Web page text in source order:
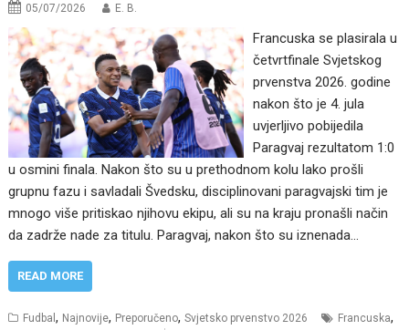
05/07/2026 E. B.
Francuska se plasirala u
četvrtfinale Svjetskog
prvenstva 2026. godine
nakon što je 4. jula
uvjerljivo pobijedila
Paragvaj rezultatom 1:0
u osmini finala. Nakon što su u prethodnom kolu lako prošli
grupnu fazu i savladali Švedsku, disciplinovani paragvajski tim je
mnogo više pritiskao njihovu ekipu, ali su na kraju pronašli način
da zadrže nade za titulu. Paragvaj, nakon što su iznenada…
READ MORE
Fudbal, Najnovije, Preporučeno,Svjetsko prvenstvo 2026 Francuska,